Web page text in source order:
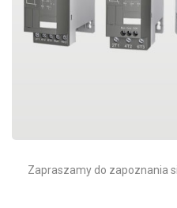
Zapraszamy do zapoznania